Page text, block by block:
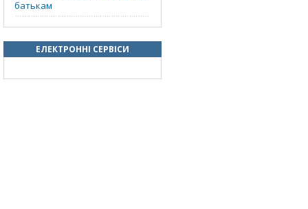
батькам
ЕЛЕКТРОННІ СЕРВІСИ